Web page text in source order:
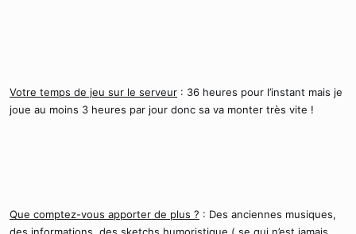
Votre temps de jeu sur le serveur : 36 heures pour l’instant mais je
joue au moins 3 heures par jour donc sa va monter très vite !
Que comptez-vous apporter de plus ? : Des anciennes musiques,